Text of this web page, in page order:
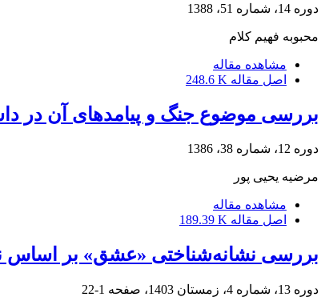
دوره 14، شماره 51، 1388
محبوبه فهیم کلام
مشاهده مقاله
اصل مقاله 248.6 K
بررسی موضوع جنگ و پیامدهای آن در
دوره 12، شماره 38، 1386
مرضیه یحیی پور
مشاهده مقاله
اصل مقاله 189.39 K
بررسی نشانه‌شناختی «عشق» بر اساس
دوره 13، شماره 4، زمستان 1403، صفحه 1-22